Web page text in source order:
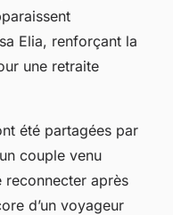
Elia, renforçant la
une retraite
été partagées par
couple venu
reconnecter après
d’un voyageur